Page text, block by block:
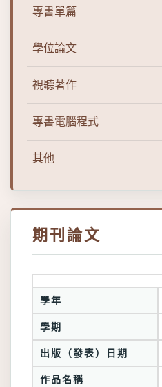
專書單篇
學位論文
視聽著作
專書電腦程式
其他
期刊論文
學年
學期
出版（發表）日期
作品名稱